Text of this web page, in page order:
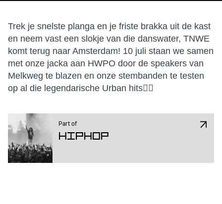
Trek je snelste planga en je friste brakka uit de kast
en neem vast een slokje van die danswater, TNWE
komt terug naar Amsterdam! 10 juli staan we samen
met onze jacka aan HWPO door de speakers van
Melkweg te blazen en onze stembanden te testen
op al die legendarische Urban hits❤️‍🔥
Part of
Hiphop